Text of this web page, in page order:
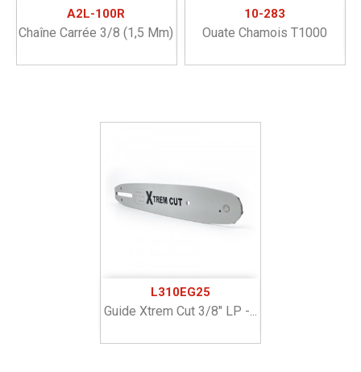
A2L-100R
Chaîne Carrée 3/8 (1,5 Mm)
10-283
Ouate Chamois T1000
L310EG25
Guide Xtrem Cut 3/8" LP -...